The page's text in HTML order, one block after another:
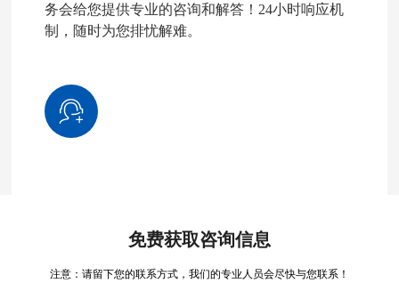
务会给您提供专业的咨询和解答！24小时响应机
制，随时为您排忧解难。
免费获取咨询信息
注意：请留下您的联系方式，我们的专业人员会尽快与您联系！